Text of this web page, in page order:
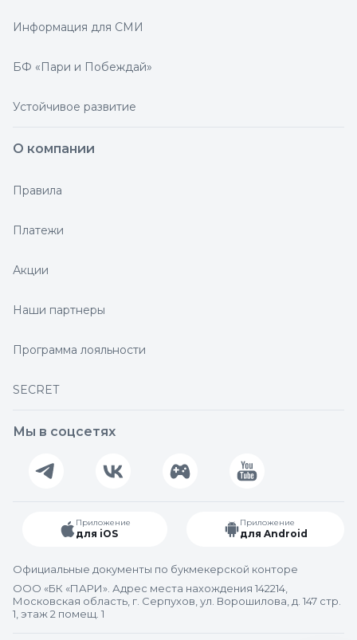
Информация для СМИ
БФ «Пари и Побеждай»
Устойчивое развитие
О компании
Правила
Платежи
Акции
Наши партнеры
Программа лояльности
SECRET
Мы в соцсетях
Приложение
для iOS
Приложение
для Android
Официальные документы по букмекерской конторе
ООО «БК «ПАРИ». Адрес места нахождения 142214,
Московская область, г. Серпухов, ул. Ворошилова, д. 147 стр.
1, этаж 2 помещ. 1